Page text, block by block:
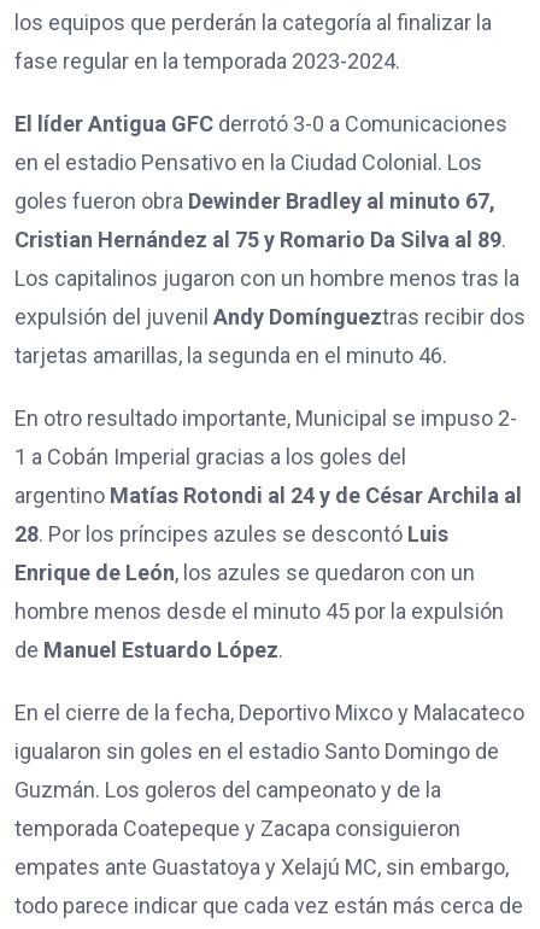
los equipos que perderán la categoría al finalizar la
fase regular en la temporada 2023-2024.
El líder Antigua GFC derrotó 3-0 a Comunicaciones
en el estadio Pensativo en la Ciudad Colonial. Los
goles fueron obra Dewinder Bradley al minuto 67,
Cristian Hernández al 75 y Romario Da Silva al 89.
Los capitalinos jugaron con un hombre menos tras la
expulsión del juvenil Andy Domíngueztras recibir dos
tarjetas amarillas, la segunda en el minuto 46.
En otro resultado importante, Municipal se impuso 2-
1 a Cobán Imperial gracias a los goles del
argentino Matías Rotondi al 24 y de César Archila al
28. Por los príncipes azules se descontó Luis
Enrique de León, los azules se quedaron con un
hombre menos desde el minuto 45 por la expulsión
de Manuel Estuardo López.
En el cierre de la fecha, Deportivo Mixco y Malacateco
igualaron sin goles en el estadio Santo Domingo de
Guzmán. Los goleros del campeonato y de la
temporada Coatepeque y Zacapa consiguieron
empates ante Guastatoya y Xelajú MC, sin embargo,
todo parece indicar que cada vez están más cerca de